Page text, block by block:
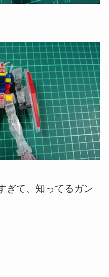
ぎて、知ってるガン